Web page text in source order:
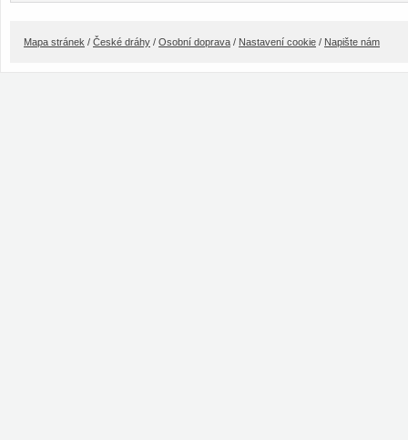
Mapa stránek / České dráhy / Osobní doprava / Nastavení cookie / Napište nám